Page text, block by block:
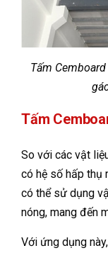
Tấm
Tấm
So với các vật
có hệ số hấp thụ
có thể sử dụng
nóng, mang đến
Với ứng dụng